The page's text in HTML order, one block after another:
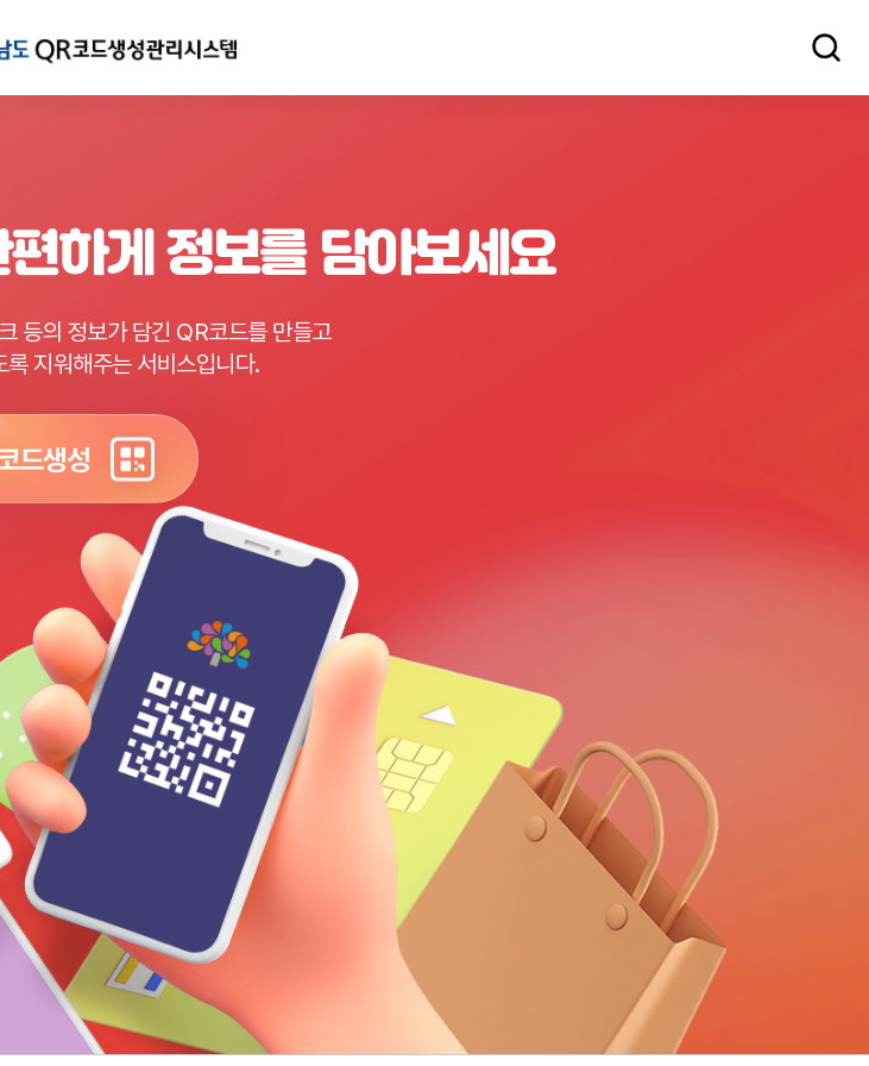
하게 정보를 담아보세요
등의 정보가 담긴 QR코드를 만들고
록 지워해주는 서비스입니다.
드생성